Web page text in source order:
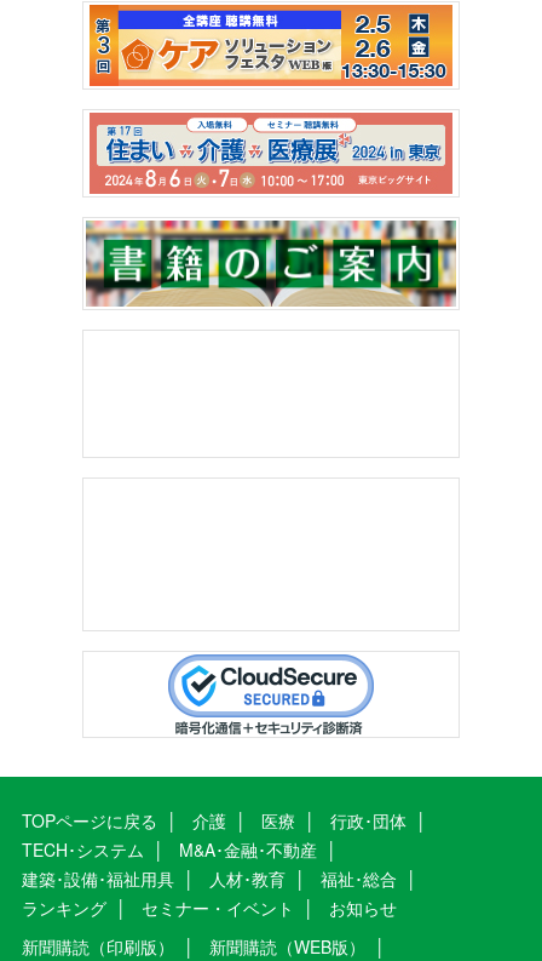
TOPページに戻る 介護 医療
行政･団体
TECH･システム
M&A･金融･不動産
建築･設備･福祉用具
人材･教育
福祉･総合
ランキング
セミナー・イベント
お知らせ
新聞購読（印刷版）
新聞購読（WEB版）